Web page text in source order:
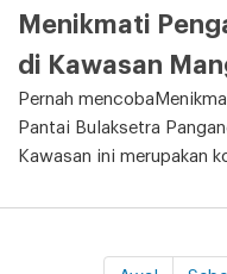
Menikmati
di Kawasan
Pernah
Pantai Bulaksetra
Kawasan ini merupakan